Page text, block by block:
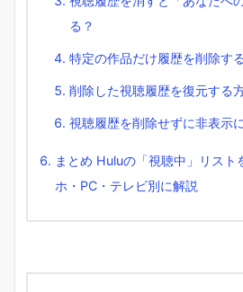
る？
特定の作品だけ履歴を削除す
削除した視聴履歴を復元する
視聴履歴を削除せずに非表示
まとめ Huluの「視聴中」リスト
ホ・PC・テレビ別に解説